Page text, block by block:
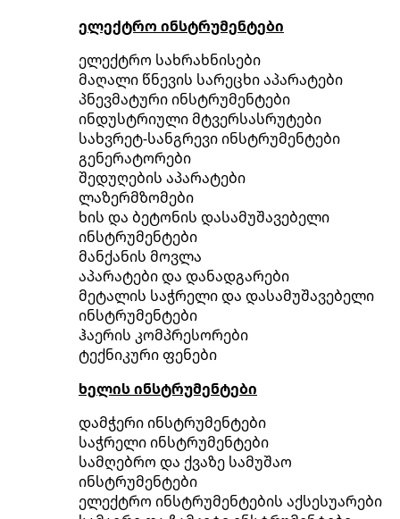
ელექტრო ინსტრუმენტები
ელექტრო სახრახნისები
მაღალი წნევის სარეცხი აპარატები
პნევმატური ინსტრუმენტები
ინდუსტრიული მტვერსასრუტები
სახვრეტ-სანგრევი ინსტრუმენტები
გენერატორები
შედუღების აპარატები
ლაზერმზომები
ხის და ბეტონის დასამუშავებელი
ინსტრუმენტები
მანქანის მოვლა
აპარატები და დანადგარები
მეტალის საჭრელი და დასამუშავებელი
ინსტრუმენტები
ჰაერის კომპრესორები
ტექნიკური ფენები
ხელის ინსტრუმენტები
დამჭერი ინსტრუმენტები
საჭრელი ინსტრუმენტები
სამღებრო და ქვაზე სამუშაო
ინსტრუმენტები
ელექტრო ინსტრუმენტების აქსესუარები